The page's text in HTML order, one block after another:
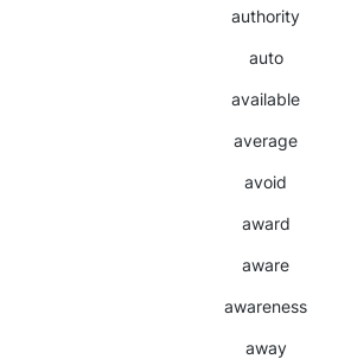
authority
auto
available
average
avoid
award
aware
awareness
away